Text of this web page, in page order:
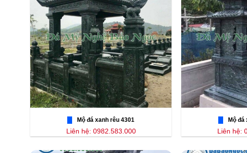
Mộ đá xanh rêu 4301
Liên hệ: 0982.583.000
Mộ đá
Liên hệ: